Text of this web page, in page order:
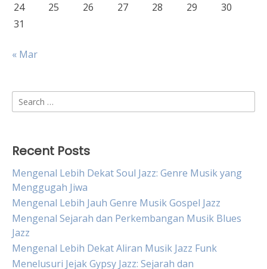
24
25 26 27 28 29
30
31
« Mar
Search
for:
Recent Posts
Mengenal Lebih Dekat Soul Jazz: Genre Musik yang
Menggugah Jiwa
Mengenal Lebih Jauh Genre Musik Gospel Jazz
Mengenal Sejarah dan Perkembangan Musik Blues
Jazz
Mengenal Lebih Dekat Aliran Musik Jazz Funk
Menelusuri Jejak Gypsy Jazz: Sejarah dan